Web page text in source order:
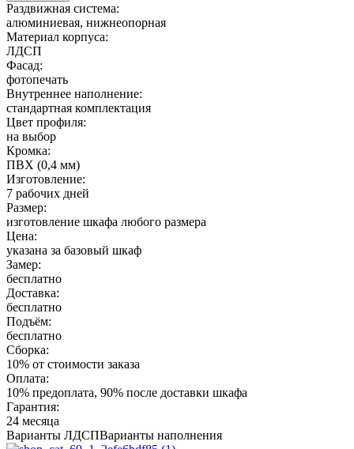
Раздвижная система:
алюминиевая, нижнеопорная
Материал корпуса:
ЛДСП
Фасад:
фотопечать
Внутреннее наполнение:
стандартная комплектация
Цвет профиля:
на выбор
Кромка:
ПВХ (0,4 мм)
Изготовление:
7 рабочих дней
Размер:
изготовление шкафа любого размера
Цена:
указана за базовый шкаф
Замер:
бесплатно
Доставка:
бесплатно
Подъём:
бесплатно
Сборка:
10% от стоимости заказа
Оплата:
10% предоплата, 90% после доставки шкафа
Гарантия:
24 месяца
Варианты ЛДСПВарианты наполнения